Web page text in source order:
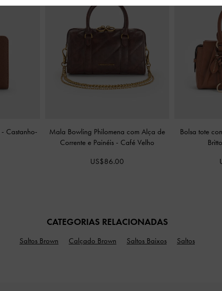
- Castanho-
Mala Bowling Philomena com Alça de
Corrente e Painéis - Café Velho
US$86.00
Bolsa tote
CATEGORIAS RELACIONADAS
Saltos Brown Calçado Brown Saltos Baixos Saltos